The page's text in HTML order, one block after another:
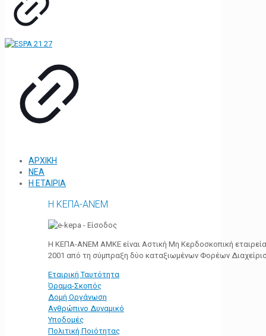
ΑΡΧΙΚΗ
ΝΕΑ
Η ΕΤΑΙΡΙΑ
Η ΚΕΠΑ-ΑΝΕΜ
Η ΚΕΠΑ-ΑΝΕΜ ΑΜΚΕ είναι Αστική Μη Κερδοσκοπική
2001 από τη σύμπραξη δύο καταξιωμένων Φορέων
Εταιρική Ταυτότητα
Όραμα-Σκοπός
Δομή Οργάνωση
Ανθρώπινο Δυναμικό
Υποδομές
Πολιτική Ποιότητας